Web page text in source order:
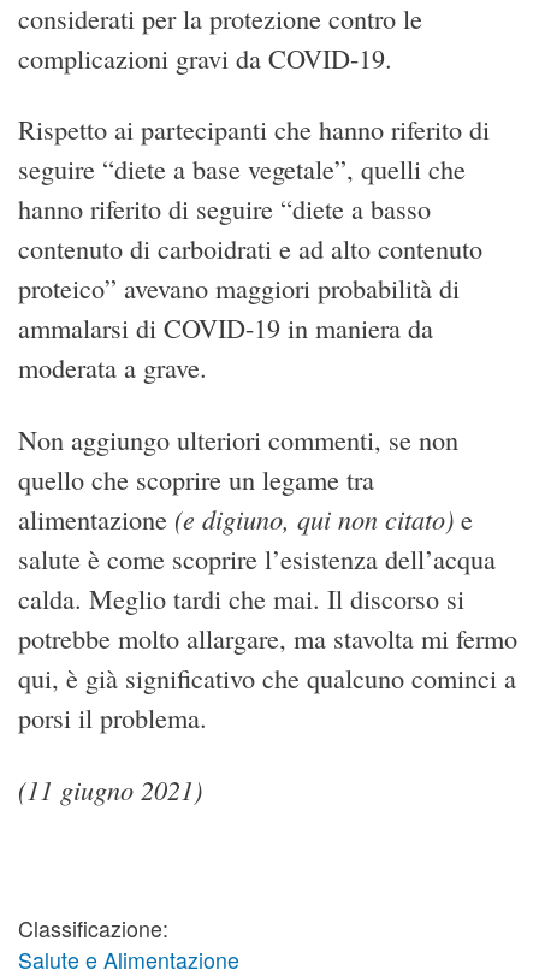
considerati per la protezione contro le
complicazioni gravi da COVID-19.
Rispetto ai partecipanti che hanno riferito di
seguire “diete a base vegetale”, quelli che
hanno riferito di seguire “diete a basso
contenuto di carboidrati e ad alto contenuto
proteico” avevano maggiori probabilità di
ammalarsi di COVID-19 in maniera da
moderata a grave.
Non aggiungo ulteriori commenti, se non
quello che scoprire un legame tra
alimentazione (e digiuno, qui non citato) e
salute è come scoprire l’esistenza dell’acqua
calda. Meglio tardi che mai. Il discorso si
potrebbe molto allargare, ma stavolta mi fermo
qui, è già significativo che qualcuno cominci a
porsi il problema.
(11 giugno 2021)
Classificazione:
Salute e Alimentazione